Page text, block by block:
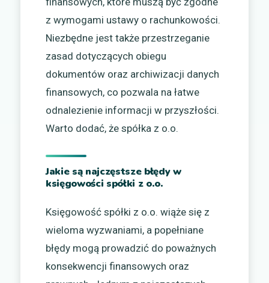
z wymogami ustawy o rachunkowości.
Niezbędne jest także przestrzeganie
zasad dotyczących obiegu
dokumentów oraz archiwizacji danych
finansowych, co pozwala na łatwe
odnalezienie informacji w przyszłości.
Warto dodać, że spółka z o.o.
Jakie są najczęstsze błędy w
księgowości spółki z o.o.
Księgowość spółki z o.o. wiąże się z
wieloma wyzwaniami, a popełniane
błędy mogą prowadzić do poważnych
konsekwencji finansowych oraz